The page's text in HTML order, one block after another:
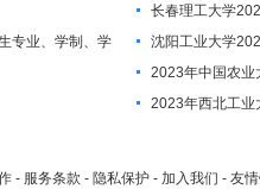
长春理工大学
专业、学制、学
沈阳工业大学
2023年中国农业
2023年西北工业
- 服务条款 - 隐私保护 - 加入我们 - 友